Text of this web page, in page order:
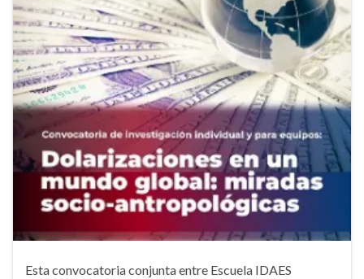
Esta convocatoria conjunta entre Escuela IDAES